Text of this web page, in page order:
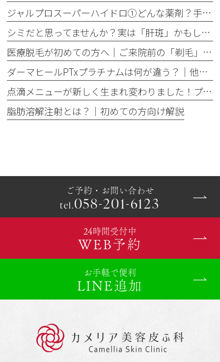
ジャルプロスーパーハイドロ①どんな薬剤？手打ちとハイコックスの違いも解説
シミだと思ってませんか？実は「肝斑」かもしれません
医療脱毛が初めての方へ│ご来院前の「剃毛」がとても大切な理由
ダーマヒールPTxプラチナムは何が違う？│他の肌育製剤との違いを解説
点滴メニューが新しく生まれ変わりました！プレミアム美容点滴・プレミアム疲労回復点滴がスタート
脂肪溶解注射とは？｜初めての方向け解説
ご予約・お問い合わせ
tel.058-201-6123
24時間受付中
WEB予約
お手軽で便利
LINE追加